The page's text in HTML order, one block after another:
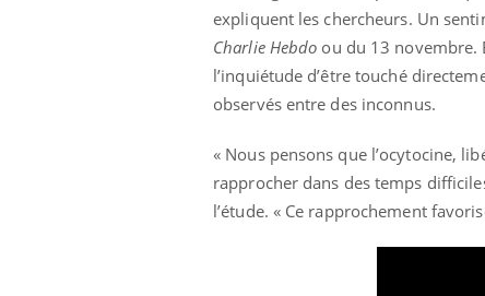
expliquent les chercheurs. Un
Charlie Hebdo ou du 13 novembre.
l’inquiétude d’être touché
observés entre des inconnus.
« Nous pensons que l’ocytocine,
rapprocher dans des temps
l’étude. « Ce rapprochement